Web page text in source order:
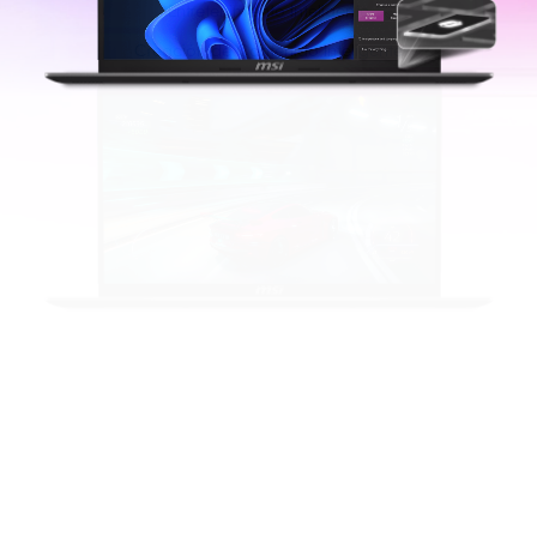
Entretenimiento Inteligente
Creación de Contenido Inteligente